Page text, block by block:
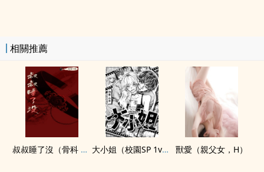
相關推薦
叔叔睡了沒（骨科 h） 大小姐（校園SP 1v1） 獸愛（親­父‎­女‌，H）